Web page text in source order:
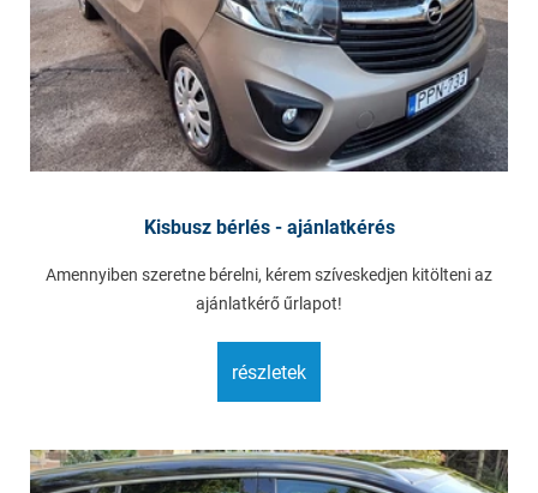
Kisbusz bérlés - ajánlatkérés
Amennyiben szeretne bérelni, kérem szíveskedjen kitölteni az
ajánlatkérő űrlapot!
részletek